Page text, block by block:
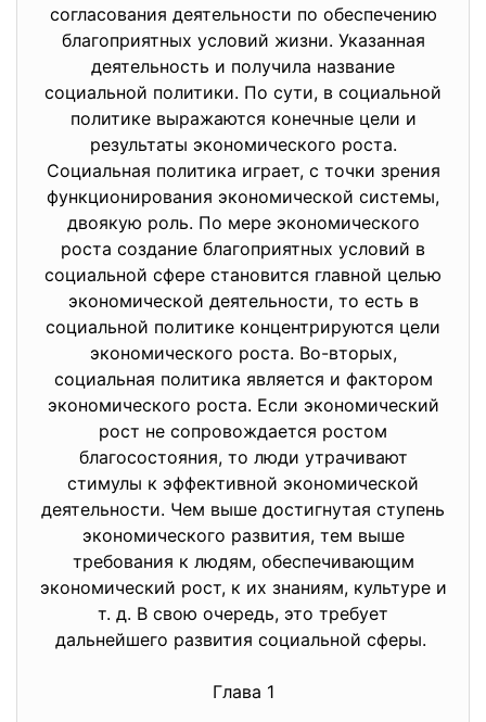
согласования деятельности по обеспечению
благоприятных условий жизни. Указанная
деятельность и получила название
социальной политики. По сути, в социальной
политике выражаются конечные цели и
результаты экономического роста.
Социальная политика играет, с точки зрения
функционирования экономической системы,
двоякую роль. По мере экономического
роста создание благоприятных условий в
социальной сфере становится главной целью
экономической деятельности, то есть в
социальной политике концентрируются цели
экономического роста. Во-вторых,
социальная политика является и фактором
экономического роста. Если экономический
рост не сопровождается ростом
благосостояния, то люди утрачивают
стимулы к эффективной экономической
деятельности. Чем выше достигнутая ступень
экономического развития, тем выше
требования к людям, обеспечивающим
экономический рост, к их знаниям, культуре и
т. д. В свою очередь, это требует
дальнейшего развития социальной сферы.
Глава 1